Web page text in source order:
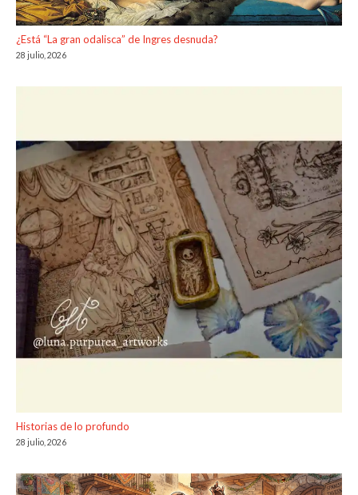
¿Está “La gran odalisca” de Ingres desnuda?
28 julio, 2026
Historias de lo profundo
28 julio, 2026